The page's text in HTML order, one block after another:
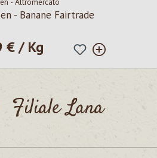
- Banane Fairtrade
Preis:
€ / Kg
Filiale Lana